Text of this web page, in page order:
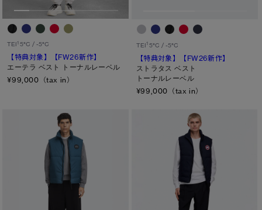
ブラック
ブルー系
レッド系
ベージュ/ブラウン系 パープル系
オレンジ系
ウエスト
TEI1 5°C / -5°C
【特典対象】
【FW26新作】
エーテラ ベスト トーナルレーベル
¥99,000（tax in）
TEI15°C / -5°C
【特典対象】
【FW26新作】
ストラタス ベスト
トーナルレーベル
¥99,000（tax in）